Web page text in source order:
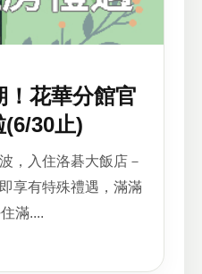
！花華分館官
30止)
，入住洛碁大飯店－
享有特殊禮遇，滿滿
滿....